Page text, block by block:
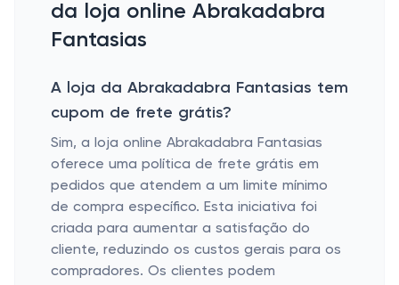
da loja online Abrakadabra
Fantasias
A loja da Abrakadabra Fantasias tem
cupom de frete grátis?
Sim, a loja online Abrakadabra Fantasias
oferece uma política de frete grátis em
pedidos que atendem a um limite mínimo
de compra específico. Esta iniciativa foi
criada para aumentar a satisfação do
cliente, reduzindo os custos gerais para os
compradores. Os clientes podem